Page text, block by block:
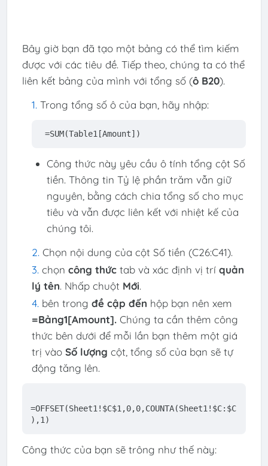
Bây giờ bạn đã tạo một bảng có thể tìm kiếm
được với các tiêu đề. Tiếp theo, chúng ta có thể
liên kết bảng của mình với tổng số (ô B20).
Trong tổng số ô của bạn, hãy nhập:
=SUM(Table1[Amount])
Công thức này yêu cầu ô tính tổng cột Số
tiền. Thông tin Tỷ lệ phần trăm vẫn giữ
nguyên, bằng cách chia tổng số cho mục
tiêu và vẫn được liên kết với nhiệt kế của
chúng tôi.
Chọn nội dung của cột Số tiền (C26:C41).
chọn công thứctab và xác định vị trí quản
lý tên. Nhấp chuột Mới.
bên trong đề cập đến hộp bạn nên xem
=Bảng1[Amount].Chúng ta cần thêm công
thức bên dưới để mỗi lần bạn thêm một giá
trị vào Số lượng cột, tổng số của bạn sẽ tự
động tăng lên.
=OFFSET(Sheet1! $C$1 ,0,0,COUNTA(Sheet1! $C: $C
),1)
Công thức của bạn sẽ trông như thế này: